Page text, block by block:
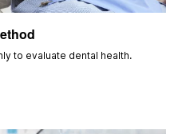
to evaluate dental health.